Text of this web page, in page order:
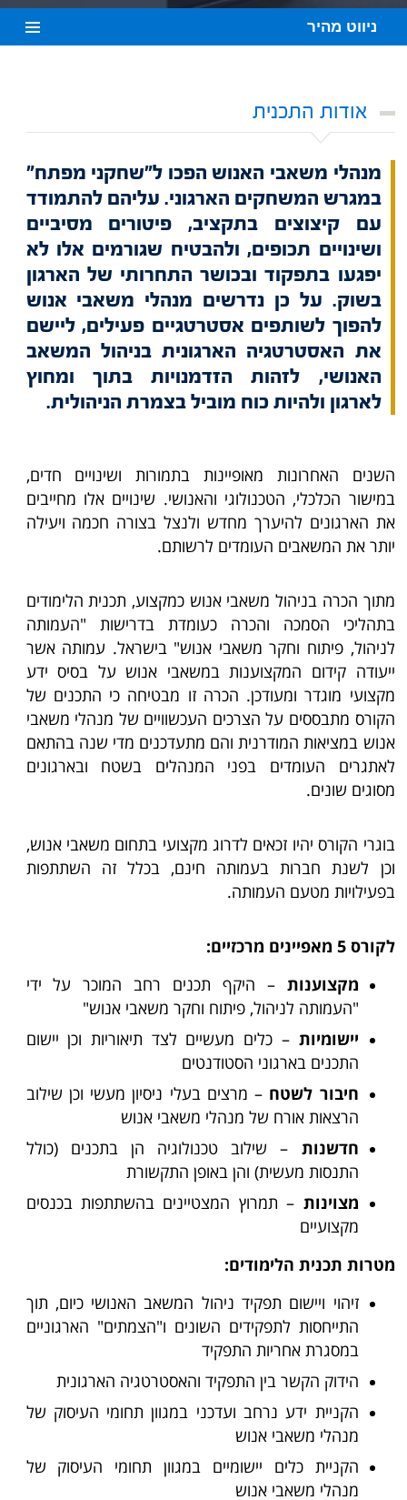
ניווט מהיר
אודות התכנית
מנהלי משאבי האנוש הפכו ל"שחקני מפתח"
במגרש המשחקים הארגוני. עליהם להתמודד
עם קיצוצים בתקציב, פיטורים מסיביים
ושינויים תכופים, ולהבטיח שגורמים אלו לא
יפגעו בתפקוד ובכושר התחרותי של הארגון
בשוק. על כן נדרשים מנהלי משאבי אנוש
להפוך לשותפים אסטרטגיים פעילים, ליישם
את האסטרטגיה הארגונית בניהול המשאב
האנושי, לזהות הזדמנויות בתוך ומחוץ
לארגון ולהיות כוח מוביל בצמרת הניהולית.
השנים האחרונות מאופיינות בתמורות ושינויים חדים,
במישור הכלכלי, הטכנולוגי והאנושי. שינויים אלו מחייבים
את הארגונים להיערך מחדש ולנצל בצורה חכמה ויעילה
יותר את המשאבים העומדים לרשותם.
מתוך הכרה בניהול משאבי אנוש כמקצוע, תכנית הלימודים
בתהליכי הסמכה והכרה כעומדת בדרישות "העמותה
לניהול, פיתוח וחקר משאבי אנוש" בישראל. עמותה אשר
ייעודה קידום המקצוענות במשאבי אנוש על בסיס ידע
מקצועי מוגדר ומעודכן. הכרה זו מבטיחה כי התכנים של
הקורס מתבססים על הצרכים העכשוויים של מנהלי משאבי
אנוש במציאות המודרנית והם מתעדכנים מדי שנה בהתאם
לאתגרים העומדים בפני המנהלים בשטח ובארגונים
מסוגים שונים.
בוגרי הקורס יהיו זכאים לדרוג מקצועי בתחום משאבי אנוש,
וכן לשנת חברות בעמותה חינם, בכלל זה השתתפות
בפעילויות מטעם העמותה.
לקורס 5 מאפיינים מרכזיים:
מקצוענות – היקף תכנים רחב המוכר על ידי
"העמותה לניהול, פיתוח וחקר משאבי אנוש"
יישומיות – כלים מעשיים לצד תיאוריות וכן יישום
התכנים בארגוני הסטודנטים
חיבור לשטח – מרצים בעלי ניסיון מעשי וכן שילוב
הרצאות אורח של מנהלי משאבי אנוש
חדשנות – שילוב טכנולוגיה הן בתכנים (כולל
התנסות מעשית) והן באופן התקשורת
מצוינות – תמרוץ המצטיינים בהשתתפות בכנסים
מקצועיים
מטרות תכנית הלימודים:
זיהוי ויישום תפקיד ניהול המשאב האנושי כיום, תוך
התייחסות לתפקידים השונים ו"הצמתים" הארגוניים
במסגרת אחריות התפקיד
הידוק הקשר בין התפקיד והאסטרטגיה הארגונית
הקניית ידע נרחב ועדכני במגוון תחומי העיסוק של
מנהלי משאבי אנוש
הקניית כלים יישומיים במגוון תחומי העיסוק של
מנהלי משאבי אנוש